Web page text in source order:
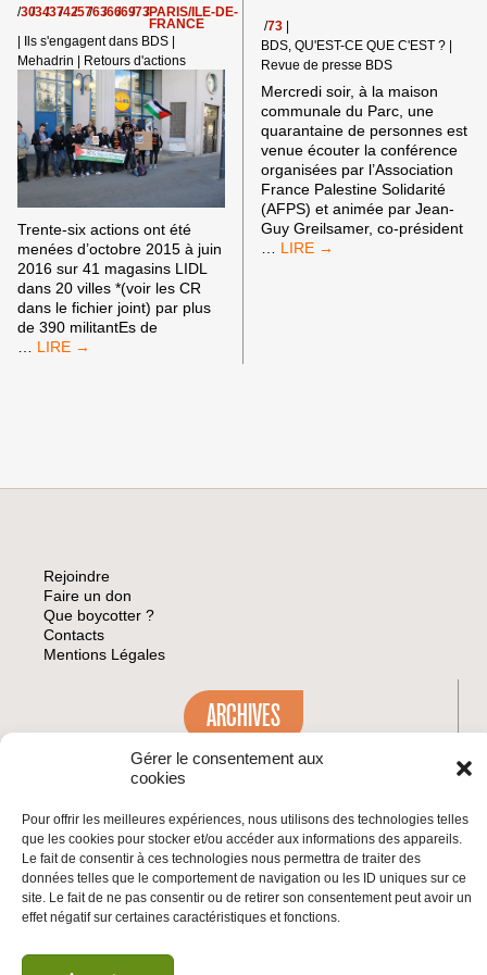
Gérer le consentement aux
cookies
Pour offrir les meilleures expériences, nous utilisons des technologies telles
que les cookies pour stocker et/ou accéder aux informations des appareils.
Le fait de consentir à ces technologies nous permettra de traiter des
données telles que le comportement de navigation ou les ID uniques sur ce
site. Le fait de ne pas consentir ou de retirer son consentement peut avoir un
effet négatif sur certaines caractéristiques et fonctions.
/30
/34
/37
/42
/57
/63
/66
/69
/73
/PARIS/ILE-DE-
FRANCE
Ils s'engagent dans BDS
Mehadrin
Retours d'actions
Trente-six actions ont été
menées d’octobre 2015 à juin
2016 sur 41 magasins LIDL
dans 20 villes *(voir les CR
dans le fichier joint) par plus
de 390 militantEs de
CONVERGENCE
/73
BDS, QU'EST-CE QUE C'EST ?
Revue de presse BDS
Mercredi soir, à la maison
communale du Parc, une
quarantaine de personnes est
venue écouter la conférence
organisées par l’Association
France Palestine Solidarité
(AFPS) et animée par Jean-
Guy Greilsamer, co-président
IL
Rejoindre
Faire un don
Que boycotter ?
Contacts
Mentions Légales
ARCHIVES
INSCRIVEZ-VOUS À LA NEWSLETTER
Inscrivez-vous à la Newsletter
Email